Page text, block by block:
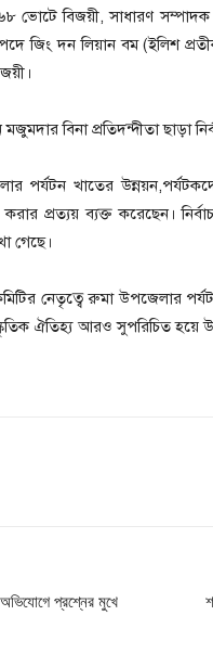
ভোটে বিজয়ী, সাধারণ
জিং দন লিয়ান বম (ইলিশ
বিনা প্রতিদন্দীতা ছাড়া
পর্যটন খাতের
প্রত্যয় ব্যক্ত করেছেন।
গেছে।
কমিটির নেতৃত্বে রুমা উপজেলার
ঐতিহ্য আরও সুপরিচিত হয়ে
প্রশ্নের মুখে